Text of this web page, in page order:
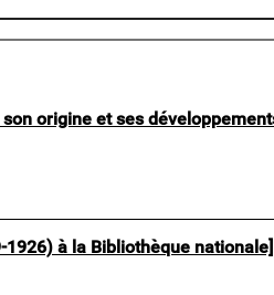
origine et ses
1926) à la Bibliothèque nationale]